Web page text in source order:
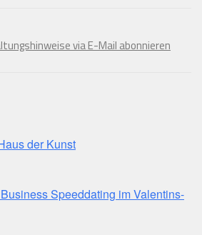
via E-Mail abonnieren
der Kunst
Speeddating im Valentins-